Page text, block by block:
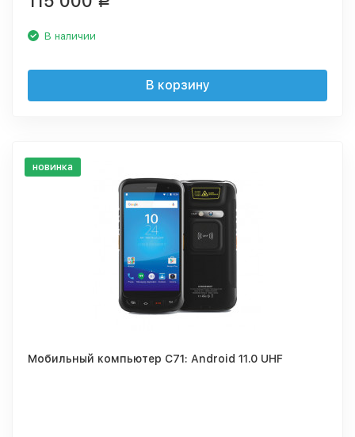
В наличии
В корзину
новинка
Мобильный компьютер C71: Android 11.0 UHF